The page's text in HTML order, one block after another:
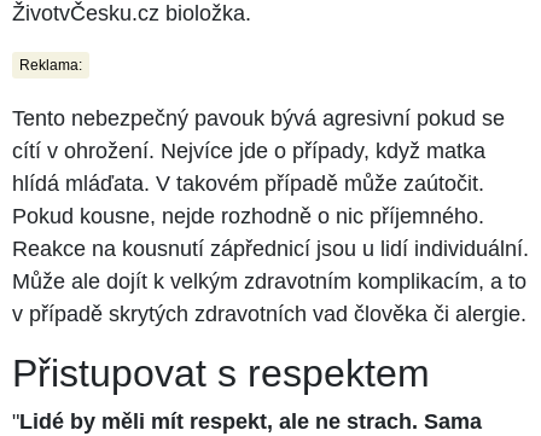
ŽivotvČesku.cz bioložka.
Reklama:
Tento nebezpečný pavouk bývá agresivní pokud se
cítí v ohrožení. Nejvíce jde o případy, když matka
hlídá mláďata. V takovém případě může zaútočit.
Pokud kousne, nejde rozhodně o nic příjemného.
Reakce na kousnutí zápřednicí jsou u lidí individuální.
Může ale dojít k velkým zdravotním komplikacím, a to
v případě skrytých zdravotních vad člověka či alergie.
Přistupovat s respektem
"Lidé by měli mít respekt, ale ne strach. Sama